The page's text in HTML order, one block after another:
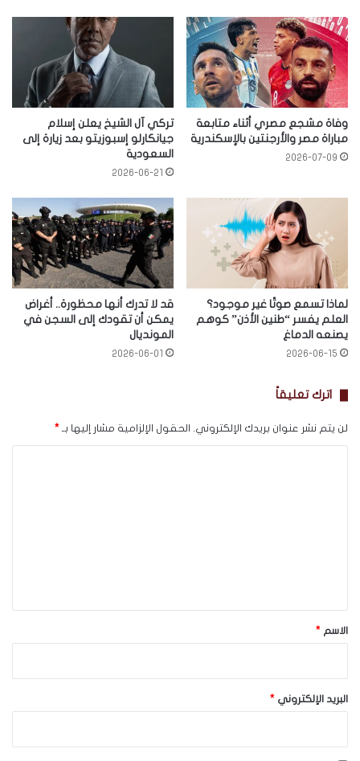
وفاة مشجع مصري أثناء متابعة
مباراة مصر والأرجنتين بالإسكندرية
2026-07-09
تركي آل الشيخ يعلن إسلام
جيانكارلو إسبوزيتو بعد زيارة إلى
السعودية
2026-06-21
لماذا تسمع صوتًا غير موجود؟
العلم يفسر “طنين الأذن” كوهم
يصنعه الدماغ
2026-06-15
قد لا تدرك أنها محظورة.. أغراض
يمكن أن تقودك إلى السجن في
المونديال
2026-06-01
اترك تعليقاً
لن يتم نشر عنوان بريدك الإلكتروني. الحقول الإلزامية مشار إليها بـ *
*الاسم *
البريد الإلكتروني *